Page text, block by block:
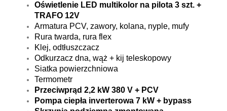
Oświetlenie LED multikolor na pilota 3 szt. +
TRAFO 12V
Armatura PCV, zawory, kolana, nyple, mufy
Rura twarda, rura flex
Klej, odtłuszczacz
Odkurzacz dna, wąż + kij teleskopowy
Siatka powierzchniowa
Termometr
Przeciwprąd 2,2 kW 380 V + PCV
Pompa ciepła inverterowa 7 kW + bypass